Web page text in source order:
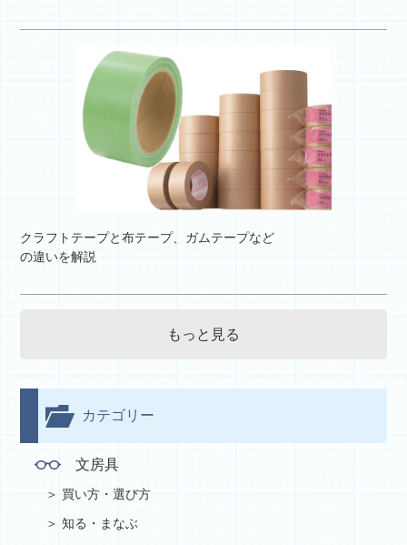
クラフトテープと布テープ、ガムテープなど
の違いを解説
もっと見る
カテゴリー
文房具
買い方・選び方
知る・まなぶ